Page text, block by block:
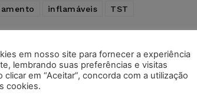
inflamáveis TST
artigo
derruba bloqueio de spam com base
da neutralidade da rede
em nosso site para fornecer a experiência
lembrando suas preferências e visitas
clicar em “Aceitar”, concorda com a utilização
cookies.